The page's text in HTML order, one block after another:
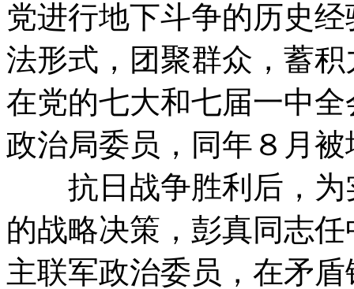
党进行地下斗争的历史
法形式，团聚群众，蓄
在党的七大和七届一中
政治局委员，同年８月
抗日战争胜利后，为
的战略决策，彭真同志
主联军政治委员，在矛